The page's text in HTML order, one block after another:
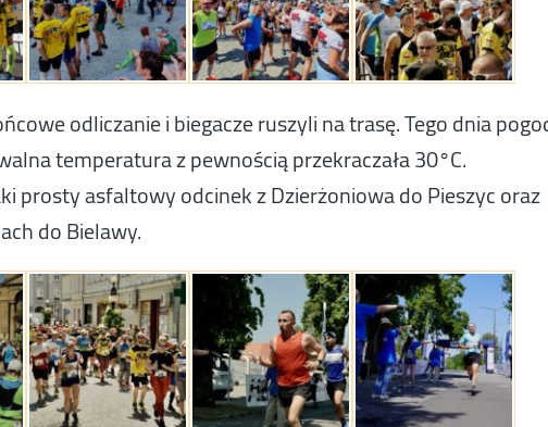
odliczanie i biegacze ruszyli na trasę. Tego dnia
temperatura z pewnością przekraczała 30°C.
prosty asfaltowy odcinek z Dzierżoniowa do Pieszyc oraz
do Bielawy.